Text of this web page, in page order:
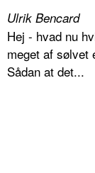
Ulrik Bencard
Hej - hvad nu
meget af
Sådan at det...